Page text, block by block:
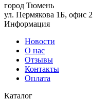
город Тюмень
ул. Пермякова 1Б, офис 2
Информация
Новости
О нас
Отзывы
Контакты
Оплата
Каталог